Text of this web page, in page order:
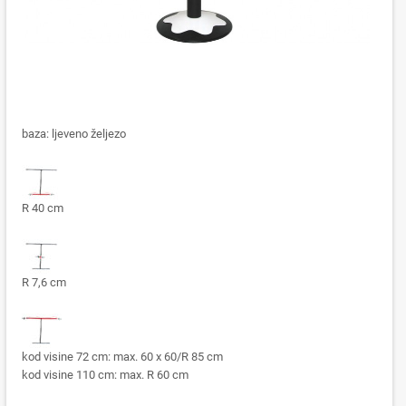
baza: ljeveno željezo
R 40 cm
R 7,6 cm
kod visine 72 cm: max. 60 x 60/R 85 cm
kod visine 110 cm: max. R 60 cm